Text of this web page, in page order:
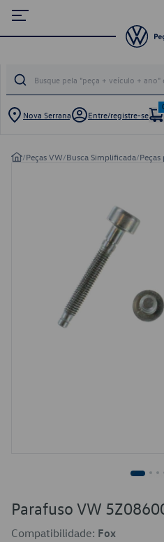
Nova Serrana Entre/registre-se
/Peças VW/Busca Simplificada/
Parafuso VW
Compatibilidade: Fox